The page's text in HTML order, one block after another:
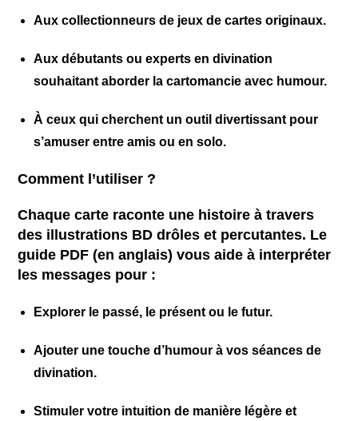
Auxcollectionneurs de jeux de cartes originaux.
Auxdébutants ouexperts en divination
souhaitant aborder la cartomancie avec humour.
À ceux qui cherchent un outil divertissant pour
s’amuser entre amis ou en solo.
Comment l’utiliser ?
Chaque carte raconte une histoire à travers
des illustrations BD drôles et percutantes. Le
guide PDF (en anglais) vous aide à interpréter
les messages pour :
Explorer le passé, le présent ou le futur.
Ajouter une touche d’humour à vos séances de
divination.
Stimuler votre intuition de manière légère et